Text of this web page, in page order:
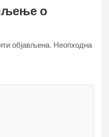
о
објављена. Неопходна